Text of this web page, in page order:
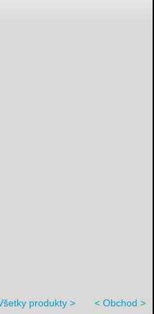
produkty >
< Obchod >